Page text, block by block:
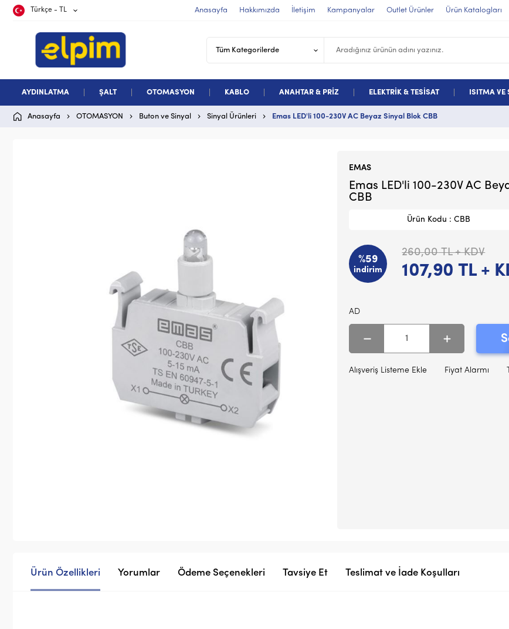
Türkçe - TL Anasayfa Hakkımızda İletişim Kampanyalar Outlet Ürünler Ürün Katalogları
AYDINLATMA ŞALT OTOMASYON KABLO ANAHTAR & PRİZ ELEKTRİK & TESİSAT ISITMA VE
Anasayfa OTOMASYON Buton ve Sinyal Sinyal Ürünleri Emas LED'li 100-230V AC Beyaz Sinyal Blok CBB
EMAS
Emas LED'li 100-230V AC
CBB
Ürün Kodu : CBB
%59
indirim
260,00TL + KDV
107,90 TL +
AD
Alışveriş Listeme Ekle Fiyat Alarmı
Ürün Özellikleri Yorumlar Ödeme Seçenekleri Tavsiye Et Teslimat ve İade Koşulları